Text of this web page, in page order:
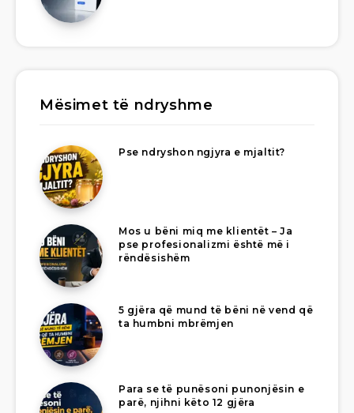
Mësimet të ndryshme
Pse ndryshon ngjyra e mjaltit?
Mos u bëni miq me klientët – Ja
pse profesionalizmi është më i
rëndësishëm
5 gjëra që mund të bëni në vend që
ta humbni mbrëmjen
Para se të punësoni punonjësin e
parë, njihni këto 12 gjëra